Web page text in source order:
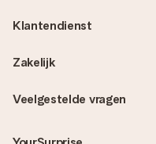
Veelgestelde vragen
Klantendienst
Zakelijk